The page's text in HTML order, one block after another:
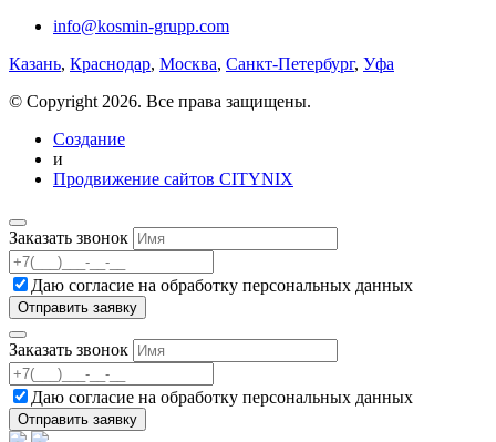
info@kosmin-grupp.com
Казань, Краснодар, Москва, Санкт-Петербург, Уфа
© Copyright 2026. Все права защищены.
Создание
и
Продвижение сайтов CITYNIX
Заказать звонок
Даю согласие на обработку персональных данных
Заказать звонок
Даю согласие на обработку персональных данных